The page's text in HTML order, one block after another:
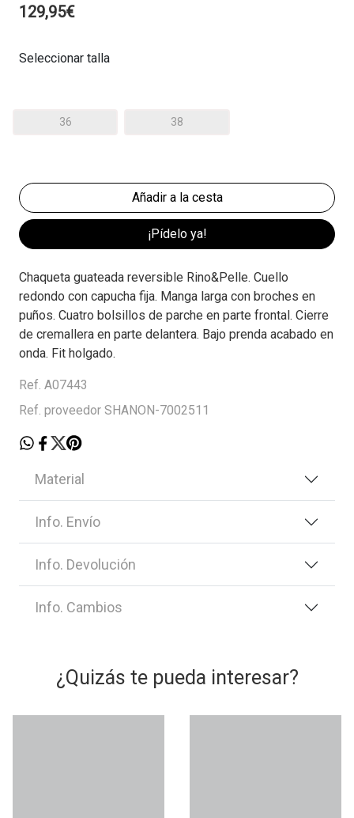
129,95€
Seleccionar talla
36 38
¡Pídelo ya!
Chaqueta guateada reversible Rino&Pelle. Cuello
redondo con capucha fija. Manga larga con broches en
puños. Cuatro bolsillos de parche en parte frontal. Cierre
de cremallera en parte delantera. Bajo prenda acabado en
onda. Fit holgado.
Ref. A07443
Ref. proveedor SHANON-7002511
Material
Info. Envío
Info. Devolución
Info. Cambios
¿Quizás te pueda interesar?